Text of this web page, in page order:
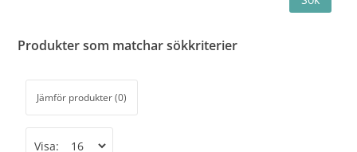
Produkter som matchar sökkriterier
Jämför produkter (0)
Visa: